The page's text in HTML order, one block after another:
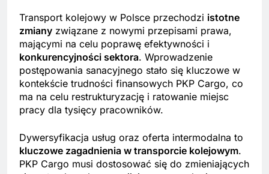
Transport kolejowy w Polsce przechodzi istotne
zmiany związane z nowymi przepisami prawa,
mającymi na celu poprawę efektywności i
konkurencyjności sektora. Wprowadzenie
postępowania sanacyjnego stało się kluczowe w
kontekście trudności finansowych PKP Cargo, co
ma na celu restrukturyzację i ratowanie miejsc
pracy dla tysięcy pracowników.
Dywersyfikacja usług oraz oferta intermodalna to
kluczowe zagadnienia w transporcie kolejowym.
PKP Cargo musi dostosować się do zmieniających